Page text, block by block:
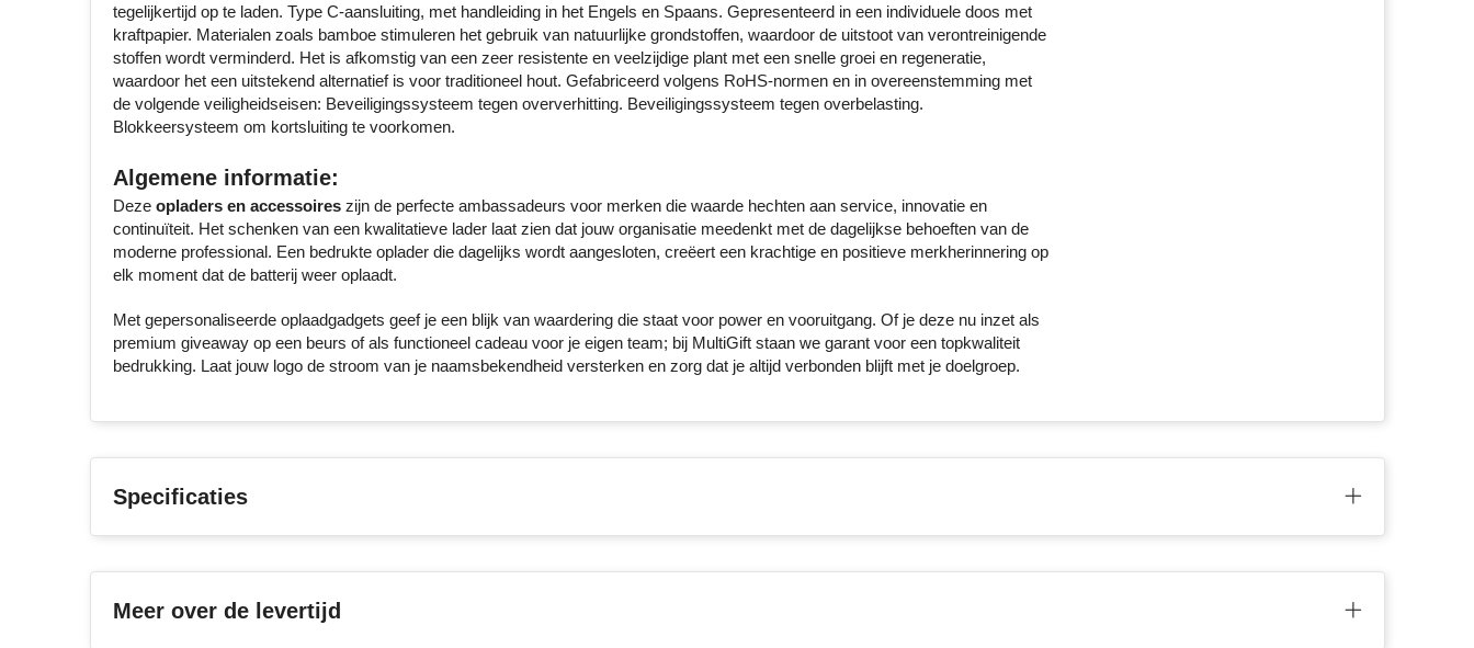
tegelijkertijd op te laden. Type C-aansluiting, met handleiding in het Engels en Spaans. Gepresenteerd in een individuele doos met
kraftpapier. Materialen zoals bamboe stimuleren het gebruik van natuurlijke grondstoffen, waardoor de uitstoot van verontreinigende
stoffen wordt verminderd. Het is afkomstig van een zeer resistente en veelzijdige plant met een snelle groei en regeneratie,
waardoor het een uitstekend alternatief is voor traditioneel hout. Gefabriceerd volgens RoHS-normen en in overeenstemming met
de volgende veiligheidseisen: Beveiligingssysteem tegen oververhitting. Beveiligingssysteem tegen overbelasting.
Blokkeersysteem om kortsluiting te voorkomen.
Algemene informatie:
Deze opladers en accessoireszijn de perfecte ambassadeurs voor merken die waarde hechten aan service, innovatie en
continuïteit. Het schenken van een kwalitatieve lader laat zien dat jouw organisatie meedenkt met de dagelijkse behoeften van de
moderne professional. Een bedrukte oplader die dagelijks wordt aangesloten, creëert een krachtige en positieve merkherinnering op
elk moment dat de batterij weer oplaadt.
Met gepersonaliseerde oplaadgadgets geef je een blijk van waardering die staat voor power en vooruitgang. Of je deze nu inzet als
premium giveaway op een beurs of als functioneel cadeau voor je eigen team; bij MultiGift staan we garant voor een topkwaliteit
bedrukking. Laat jouw logo de stroom van je naamsbekendheid versterken en zorg dat je altijd verbonden blijft met je doelgroep.
Specificaties
Meer over de levertijd